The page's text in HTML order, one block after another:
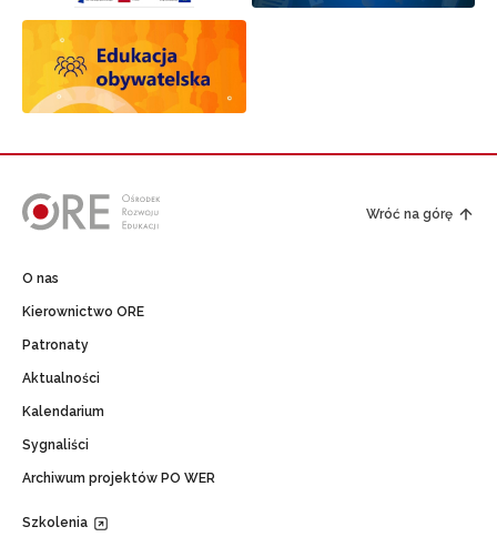
Wróć na górę
O nas
Kierownictwo ORE
Patronaty
Aktualności
Kalendarium
Sygnaliści
Archiwum projektów PO WER
Szkolenia